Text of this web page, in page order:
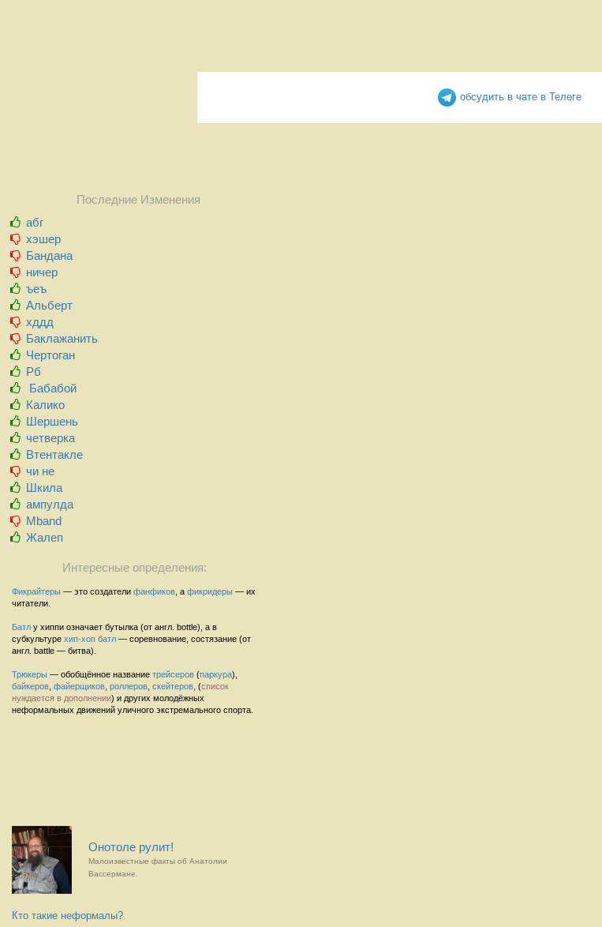
обсудить в чате в Телеге
Последние Изменения
абг
хэшер
Бандана
ничер
ъеъ
Альберт
хддд
Баклажанить
Чертоган
Рб
Бабабой
Калико
Шершень
четверка
Втентакле
чи не
Шкила
ампулда
Mband
Жалеп
Интересные определения:
Фикрайтеры — это создатели фанфиков , а фикридеры — их
читатели.
Батл у хиппи означает бутылка (от англ. bottle), а в
субкультуре хип-хоп батл — соревнование, состязание (от
англ. battle — битва).
Трюкеры — обобщённое название трейсеров (паркура),
байкеров файерщиков роллеров скейтеров , (список
нуждается в дополнении) и других молодёжных
неформальных движений уличного экстремального спорта.
Онотоле рулит!
Малоизвестные факты об Анатолии
Вассермане.
Кто такие неформалы?